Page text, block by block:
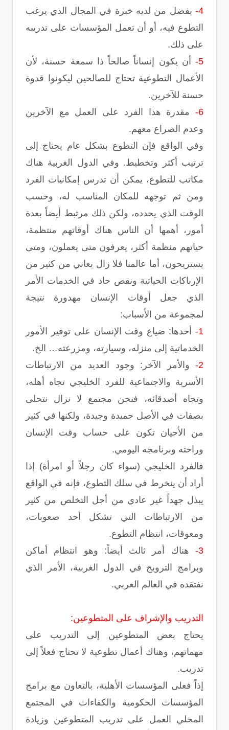
4-
يفضل من لديه خبرة في المجال الذي يرغب
التطوع فيه، أو أن تعمل المؤسسات على تدريبه
على ذلك.
5-
أن يكون إنساناً صالحاً ذا سمعة حسنة، لأن
الأعمال التطوعية تحتاج للصالحين ليكونوا قدوة
حسنة للآخرين.
6-
مقدرة هذا الفرد على العمل مع الآخرين
وعدم الصراع معهم.
وفي الواقع فإن التطوع بشكل عام يحتاج إلى
ترتيب أكثر وتخطيط. وفي الدول الغربية هناك
مكاتب للتطوع، يمكن أن تدرس إمكانيات الفرد
ومن ثم توجهه للمكان المناسب له، وحسب
الوقت الذي يحدده، ولكن ذلك مرتبط أيضاً بعدة
أمور، أهمها أن الناس هناك أوقاتهم منتظمة،
حياتهم منظمة أكثر، يعرفون متى يعملون، ومتى
يستريحون، أما عالمنا فلا زال يعاني من كثير من
الإرباكات الحياتية ونقص حاد في الخدمات الأمر
الذي جعل أوقات الإنسان مهدورة نتيجة
لمجموعة من الأسباب:
1-
أحدها: ضياع وقت الإنسان على توفير الأمور
الخدماتية إلى منزله، وسيارته، ومزرعته… الخ.
2-
والأمر الآخر: وجود العديد من الارتباطات
الأسرية والاجتماعية للفرد الخليجي تجاه أهله،
وتجاه أصدقائه، فنحن مجتمع لا نزال نتحلى
بصفات في الأصل حميدة وجيدة، ولكنها في كثير
من الأحيان تكون على حساب وقت الإنسان
وراحته وبرنامجه اليومي.
فالفرد الخليجي (سواء كان رجلاً أو امرأة) إذا
أراد أن ينخرط في سلك التطوع، فإنه في الواقع
يبذل جهداً غير عادي من أجل التخلص من كثير
من الارتباطات التي تشكل أحد صعوبات،
ومعوقات، انتظام التطوع.
3-
هناك أمر ثالث أيضاً: وهو انتظام أماكن
وبرامج الترويح في الدول الغربية، الأمر الذي
نفتقده في العالم العربي.
التدريب والإشراف على المتطوعين:
يحتاج بعض المتطوعين إلى التدريب على
مهماتهم، وهناك أعمال تطوعية لا تحتاج فعلاً إلى
تدريب.
إذاً فعلى المؤسسات الأهلية، بالتعاون مع برامج
المؤسسات الحكومية والكفاءات في المجتمع
المحلي العمل على تدريب المتطوعين وزيادة